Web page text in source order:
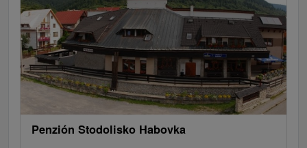
Penzión Stodolisko Habovka